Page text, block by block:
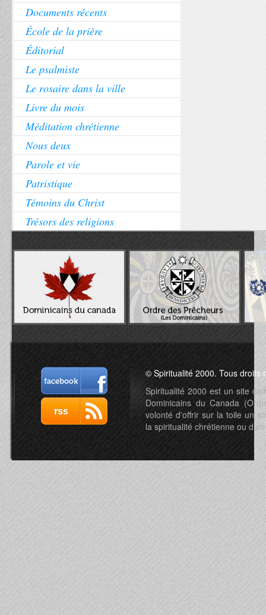
Documents récents
École de la prière
Éditorial
Le psalmiste
Le rosaire dans la ville
Livre du mois
Méditation chrétienne
Nous deux
Parole et vie
Patristique
Témoins du Christ
Trésors des religions
© Spiritualité 2000. Tous droits
Spiritualité 2000 est un site
Dominicains du Canada
volonté d'offrir sur la toile un
la spiritualité chrétienne ou